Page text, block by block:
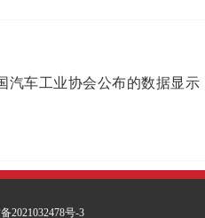
汽车工业协会公布的数据显示
2021032478号-3